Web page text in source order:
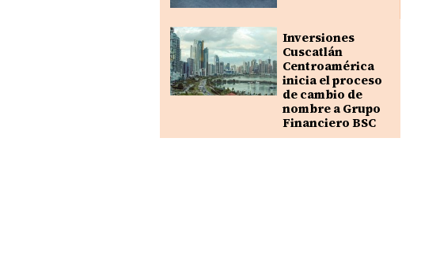
Inversiones
Cuscatlán
Centroamérica
inicia el proceso
de cambio de
nombre a Grupo
Financiero BSC